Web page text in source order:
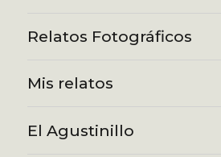
Relatos Fotográficos
Mis relatos
El Agustinillo